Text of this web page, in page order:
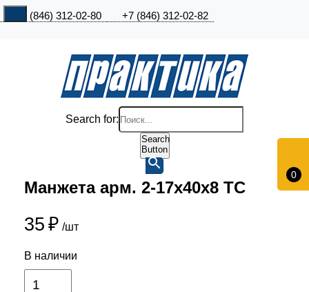
+7 (846) 312-02-80 +7 (846) 312-02-82
0
Search for:
Search
Button
Манжета арм. 2-17х40х8 ТC
35 ₽ /шт
В наличии